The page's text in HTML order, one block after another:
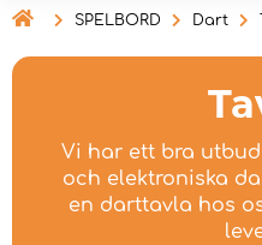
 SPELBORD Dart
Vi har ett bra
och elektroniska
en darttavla hos